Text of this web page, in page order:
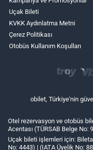
Uçak Bileti
KVKK Aydınlatma Metni
Çerez Politikası
Otobüs Kullanım Koşulları
obilet, Türkiye'nin
Otel rezervasyon ve otobüs
Acentası (TÜRSAB Belge No:
Uçak bileti işlemleri için:
No: 4443) | (IATA Üyelik No: